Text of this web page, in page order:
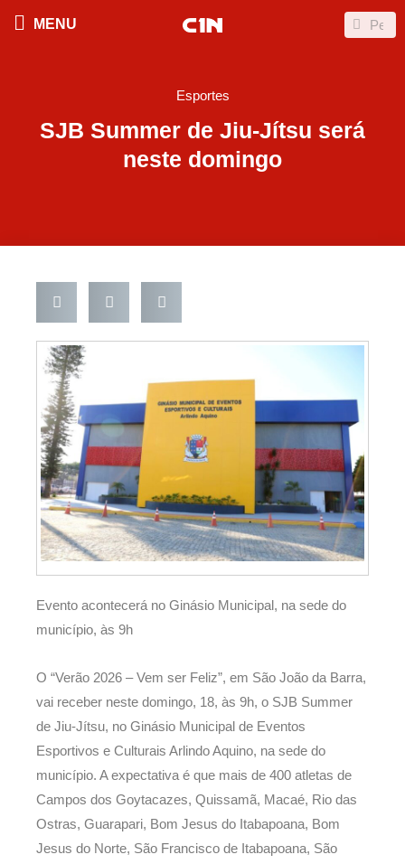
para
MENU Search
Search
Esportes
SJB Summer de Jiu-Jítsu será
neste domingo
Evento acontecerá no Ginásio Municipal, na sede do
município, às 9h
O “Verão 2026 – Vem ser Feliz”, em São João da Barra,
vai receber neste domingo, 18, às 9h, o SJB Summer
de Jiu-Jítsu, no Ginásio Municipal de Eventos
Esportivos e Culturais Arlindo Aquino, na sede do
município. A expectativa é que mais de 400 atletas de
Campos dos Goytacazes, Quissamã, Macaé, Rio das
Ostras, Guarapari, Bom Jesus do Itabapoana, Bom
Jesus do Norte, São Francisco de Itabapoana, São